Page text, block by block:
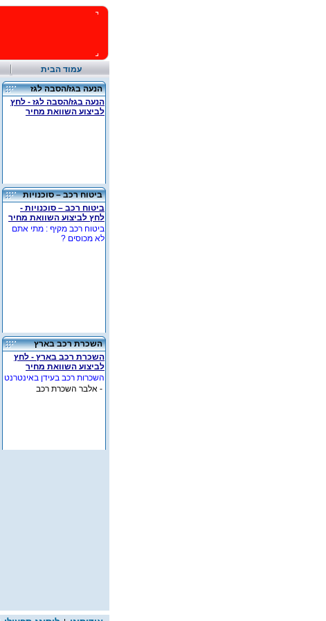
עמוד הבית
הנעה בגז/הסבה לגז
הנעה בגז/הסבה לגז - לחץ
לביצוע השוואת מחיר
ביטוח רכב – סוכנויות
ביטוח רכב – סוכנויות -
לחץ לביצוע השוואת מחיר
ביטוח רכב מקיף : מתי אתם
לא מכוסים ?
השכרת רכב בארץ
השכרת רכב בארץ - לחץ
לביצוע השוואת מחיר
השכרות רכב בעידן באינטרנט
- אלבר השכרת רכב